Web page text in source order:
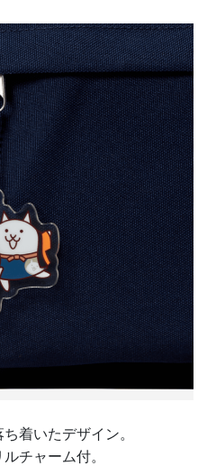
着いたデザイン。
チャーム付。